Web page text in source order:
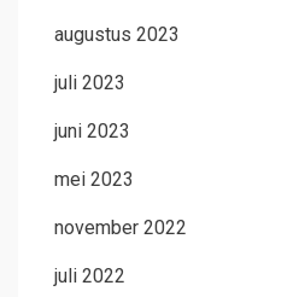
augustus 2023
juli 2023
juni 2023
mei 2023
november 2022
juli 2022